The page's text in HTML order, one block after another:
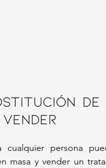
cualquier persona
masa y vender un